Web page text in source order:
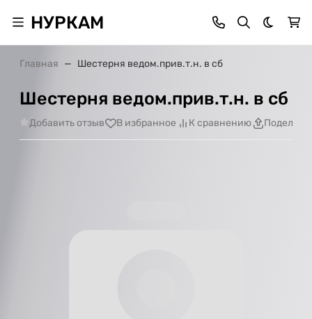
НУРКАМ Темная
Главная Шестерня ведом.прив.т.н. в сб
Шестерня ведом.прив.т.н. в сб
Добавить отзыв В избранное К сравнению